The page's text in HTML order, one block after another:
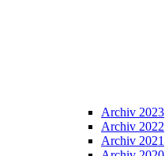
Archiv 2023
Archiv 2022
Archiv 2021